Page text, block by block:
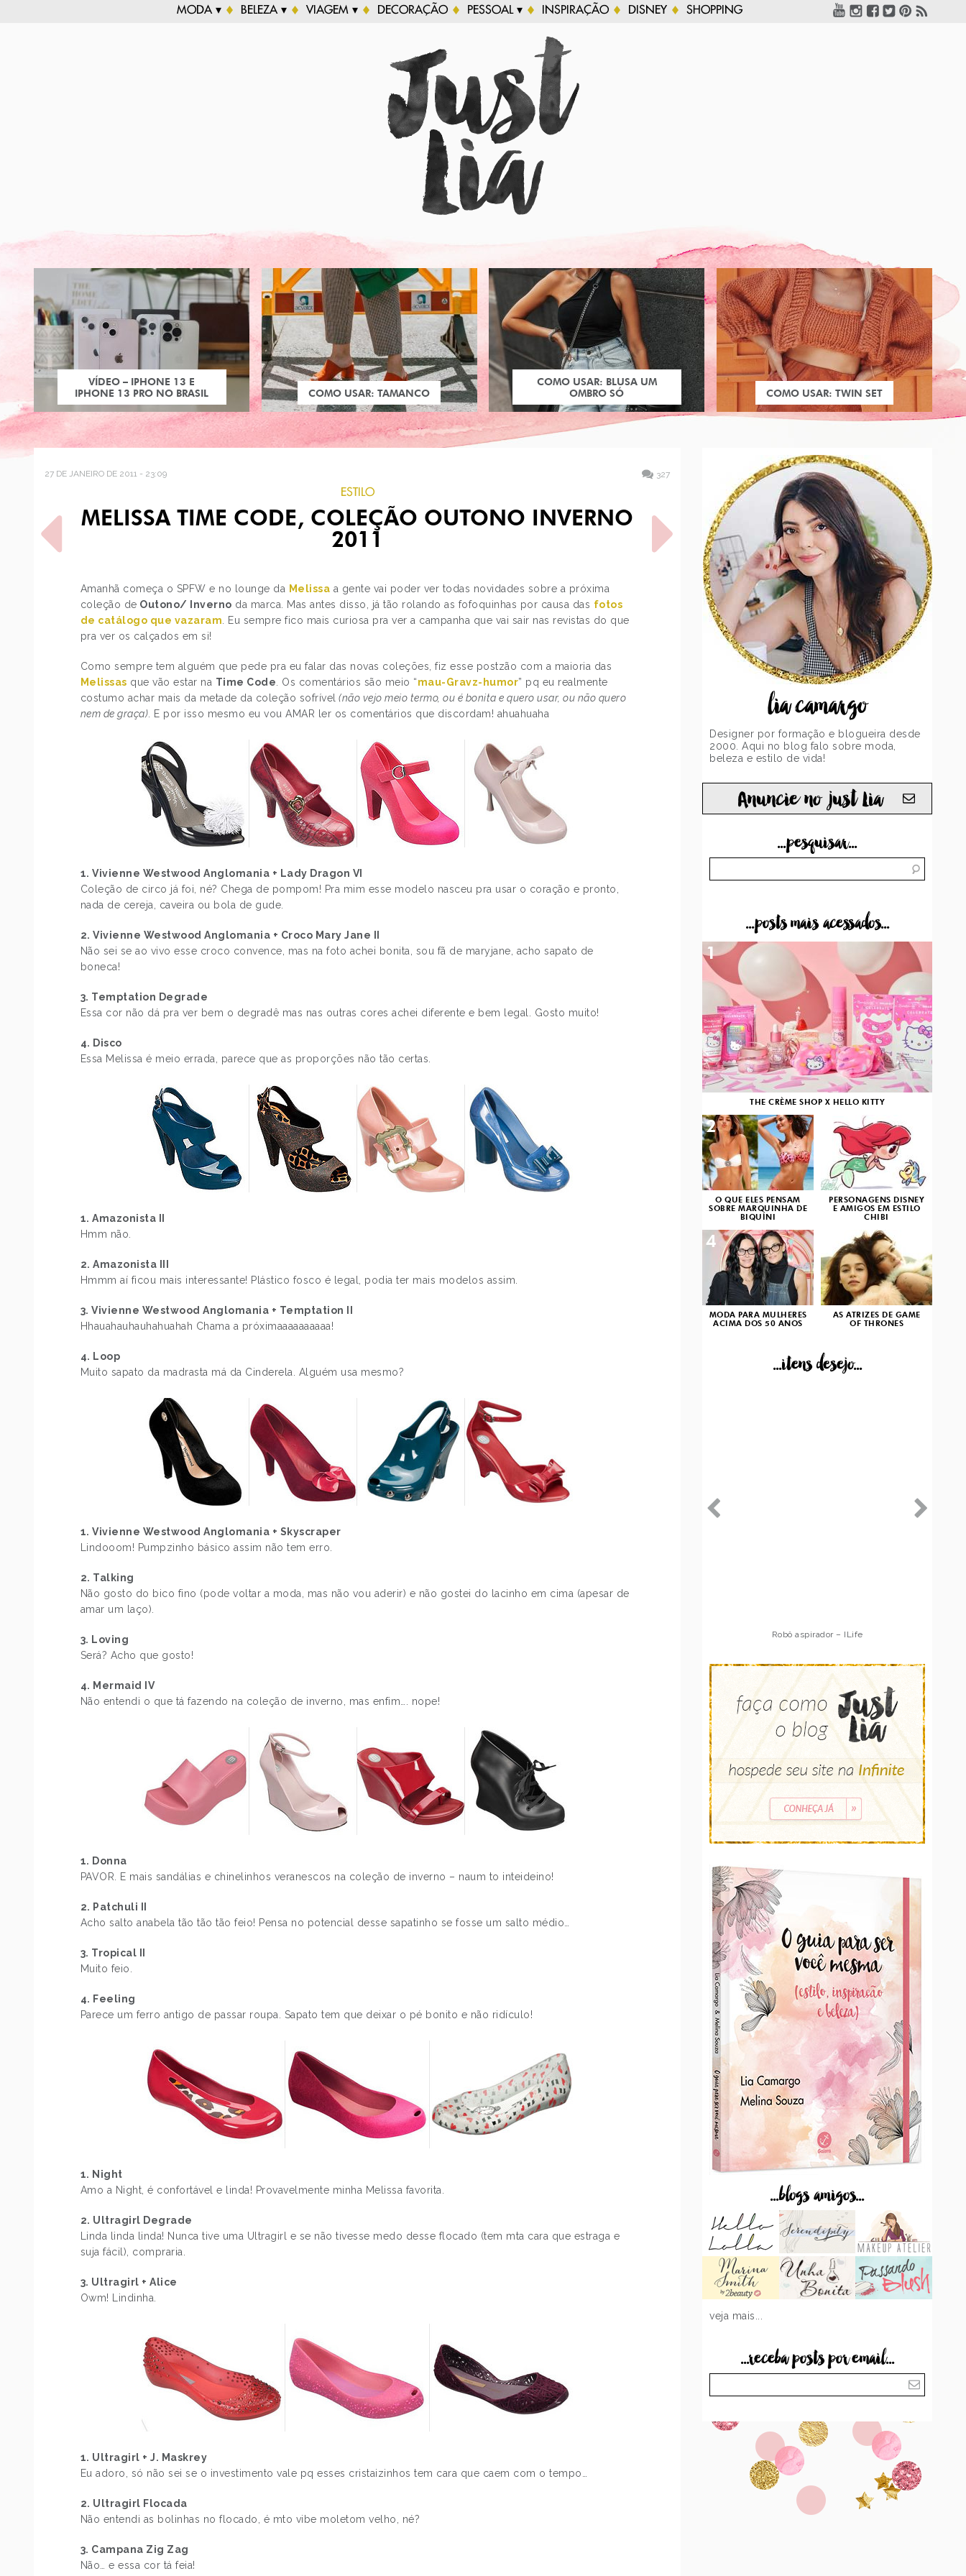
MODA ▾ BELEZA ▾ VIAGEM ▾ DECORAÇÃO PESSOAL ▾ INSPIRAÇÃO DISNEY SHOPPING
VÍDEO – IPHONE 13 E
IPHONE 13 PRO NO BRASIL
COMO USAR: TAMANCO
COMO USAR: BLUSA UM
OMBRO SÓ
COMO USAR: TWIN SET
27 DE JANEIRO DE 2011 - 23:09 327
ESTILO
MELISSA TIME CODE, COLEÇÃO OUTONO INVERNO
2011
Amanhã começa o SPFW e no lounge da Melissa a gente vai poder ver todas novidades sobre a próxima
coleção de Outono/ Inverno da marca. Mas antes disso, já tão rolando as fofoquinhas por causa das fotos
de catálogo que vazaram . Eu sempre fico mais curiosa pra ver a campanha que vai sair nas revistas do que
pra ver os calçados em si!
Como sempre tem alguém que pede pra eu falar das novas coleções, fiz esse postzão com a maioria das
Melissas que vão estar na Time Code . Os comentários são meio “mau-Gravz-humor” pq eu realmente
costumo achar mais da metade da coleção sofrível (não vejo meio termo, ou é bonita e quero usar, ou não quero
nem de graça) . E por isso mesmo eu vou AMAR ler os comentários que discordam! ahuahuaha
1. Vivienne Westwood Anglomania + Lady Dragon VI
Coleção de circo já foi, né? Chega de pompom! Pra mim esse modelo nasceu pra usar o coração e pronto,
nada de cereja, caveira ou bola de gude.
2. Vivienne Westwood Anglomania + Croco Mary Jane II
Não sei se ao vivo esse croco convence, mas na foto achei bonita, sou fã de maryjane, acho sapato de
boneca!
3. Temptation Degrade
Essa cor não dá pra ver bem o degradê mas nas outras cores achei diferente e bem legal. Gosto muito!
4. Disco
Essa Melissa é meio errada, parece que as proporções não tão certas.
1. Amazonista II
Hmm não.
2. Amazonista III
Hmmm aí ficou mais interessante! Plástico fosco é legal, podia ter mais modelos assim.
3. Vivienne Westwood Anglomania + Temptation II
Hhauahauhauhahuahah Chama a próximaaaaaaaaaa!
4. Loop
Muito sapato da madrasta má da Cinderela. Alguém usa mesmo?
1. Vivienne Westwood Anglomania + Skyscraper
Lindooom! Pumpzinho básico assim não tem erro.
2. Talking
Não gosto do bico fino (pode voltar a moda, mas não vou aderir) e não gostei do lacinho em cima (apesar de
amar um laço).
3. Loving
Será? Acho que gosto!
4. Mermaid IV
Não entendi o que tá fazendo na coleção de inverno, mas enfim…. nope!
1. Donna
PAVOR. E mais sandálias e chinelinhos veranescos na coleção de inverno – naum to inteideino!
2. Patchuli II
Acho salto anabela tão tão tão feio! Pensa no potencial desse sapatinho se fosse um salto médio…
3. Tropical II
Muito feio.
4. Feeling
Parece um ferro antigo de passar roupa. Sapato tem que deixar o pé bonito e não ridículo!
1. Night
Amo a Night, é confortável e linda! Provavelmente minha Melissa favorita.
2. Ultragirl Degrade
Linda linda linda! Nunca tive uma Ultragirl e se não tivesse medo desse flocado (tem mta cara que estraga e
suja fácil), compraria.
3. Ultragirl + Alice
Owm! Lindinha.
1. Ultragirl + J. Maskrey
Eu adoro, só não sei se o investimento vale pq esses cristaizinhos tem cara que caem com o tempo…
2. Ultragirl Flocada
Não entendi as bolinhas no flocado, é mto vibe moletom velho, né?
3. Campana Zig Zag
Não… e essa cor tá feia!
POST ANTERIOR
ANA GABRIELA GOÉS
PRÓXIMO POST
COMEÇOU O SPFW!
lia camargo
Designer por formação e blogueira desde
2000. Aqui no blog falo sobre moda,
beleza e estilo de vida!
Anuncie no just Lia
...pesquisar...
...posts mais acessados...
THE CRÈME SHOP X HELLO KITTY
1
O QUE ELES PENSAM
SOBRE MARQUINHA DE
BIQUÍNI
2
PERSONAGENS DISNEY
E AMIGOS EM ESTILO
CHIBI
3
MODA PARA MULHERES
ACIMA DOS 50 ANOS
4
AS ATRIZES DE GAME
OF THRONES
...itens desejo...
Robô aspirador – ILife
...blogs amigos...
veja mais...
...receba posts por email...